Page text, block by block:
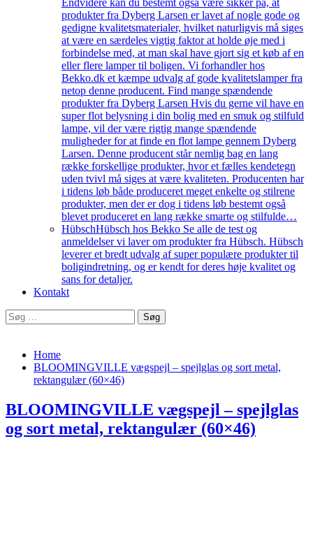
Endvidere kan du bestemt også være sikker på, at
produkter fra Dyberg Larsen er lavet af nogle gode og
gedigne kvalitetsmaterialer, hvilket naturligvis må siges
at være en særdeles vigtig faktor at holde øje med i
forbindelse med, at man skal have gjort sig et køb af en
eller flere lamper til boligen. Vi forhandler hos
Bekko.dk et kæmpe udvalg af gode kvalitetslamper fra
netop denne producent. Find mange spændende
produkter fra Dyberg Larsen Hvis du gerne vil have en
super flot belysning i din bolig med en smuk og stilfuld
lampe, vil der være rigtig mange spændende
muligheder for at finde en flot lampe gennem Dyberg
Larsen. Denne producent står nemlig bag en lang
række forskellige produkter, hvor et fælles kendetegn
uden tvivl må siges at være kvaliteten. Producenten har
i tidens løb både produceret meget enkelte og stilrene
produkter, men der er dog i tidens løb bestemt også
blevet produceret en lang række smarte og stilfulde…
HübschHübsch hos Bekko Se alle de test og
anmeldelser vi laver om produkter fra Hübsch. Hübsch
leverer et bredt udvalg af super populære produkter til
boligindretning, og er kendt for deres høje kvalitet og
sans for detaljer.
Kontakt
Søg
efter:
Home
BLOOMINGVILLE vægspejl – spejlglas og sort metal,
rektangulær (60×46)
BLOOMINGVILLE vægspejl – spejlglas
og sort metal, rektangulær (60×46)